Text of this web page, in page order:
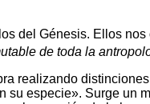
del Génesis. Ellos
de toda la
realizando
especie». Surge un